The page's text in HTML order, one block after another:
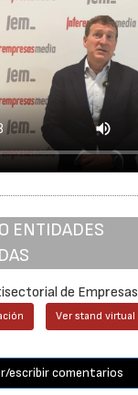
ENTIDADES
de
Ver stand virtual
escribir comentarios